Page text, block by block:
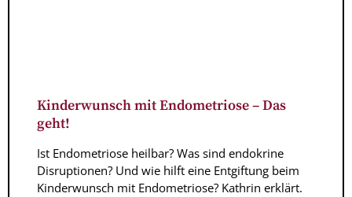
Kinderwunsch mit Endometriose – Das
geht!
Ist Endometriose heilbar? Was sind endokrine
Disruptionen? Und wie hilft eine Entgiftung beim
Kinderwunsch mit Endometriose? Kathrin erklärt.